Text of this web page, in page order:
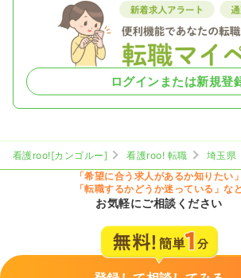
ログインまたは新規登
看護roo![カンゴルー] 看護roo! 転職 埼玉県
「希望に合う求人があるか知りたい」
「転職するかどうか迷っている」な
お気軽にご相談ください